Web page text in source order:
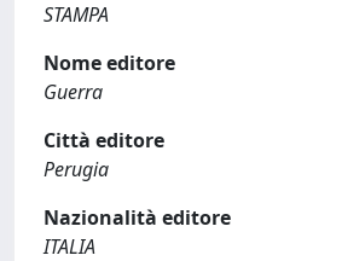
STAMPA
Nome editore
Guerra
Città editore
Perugia
Nazionalità editore
ITALIA